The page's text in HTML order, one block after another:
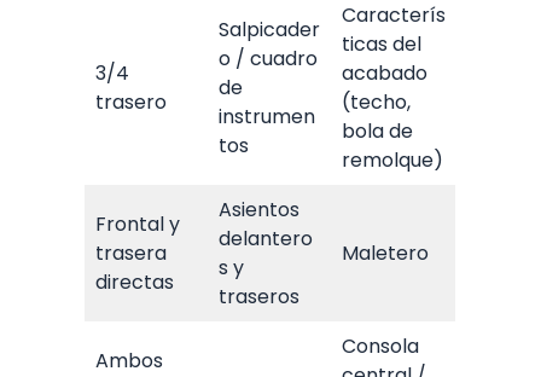
3/4
trasero
Salpicader
o / cuadro
de
instrumen
tos
Caracterís
ticas del
acabado
(techo,
bola de
remolque)
Frontal y
trasera
directas
Asientos
delantero
s y
traseros
Maletero
Ambos
Consola